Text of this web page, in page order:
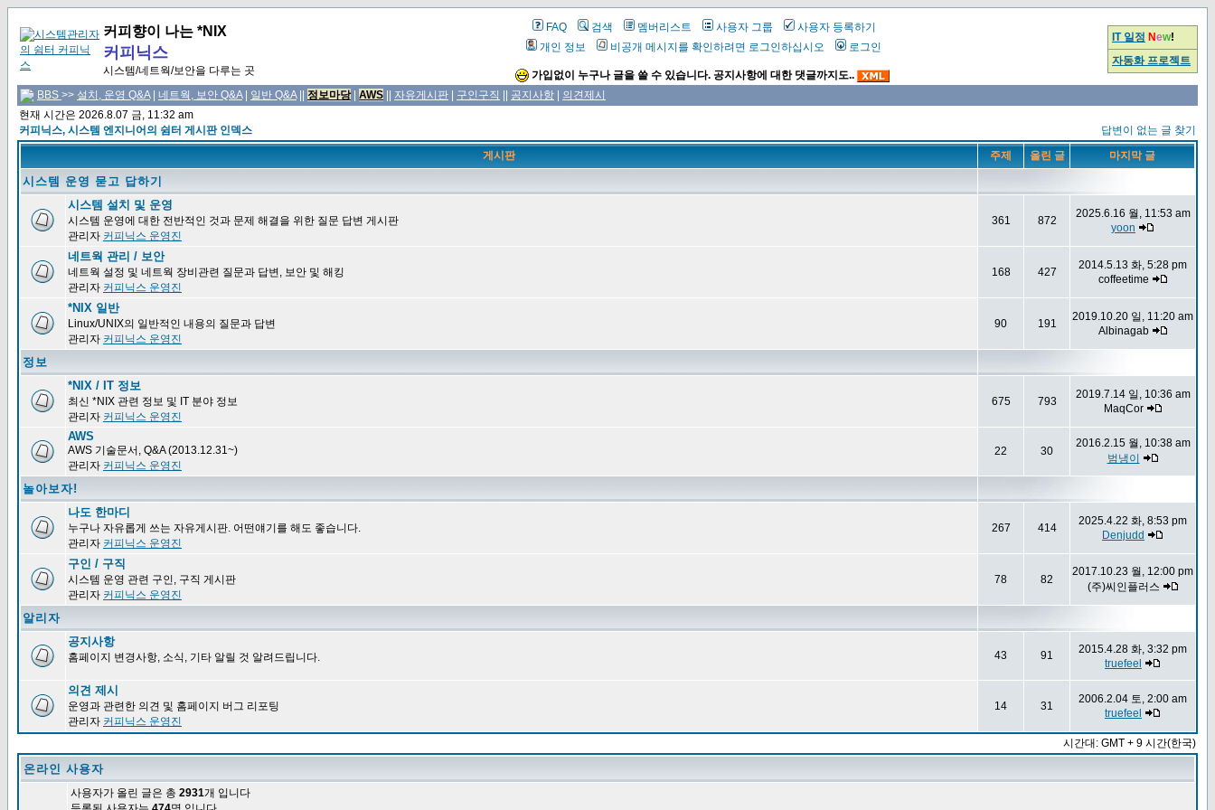
커피향이 나는 *NIX
커피닉스
시스템/네트웍/보안을 다루는 곳
FAQ 검색 멤버리스트 사용자 그룹
사용자 등록하기
개인 정보
비공개 메시지를 확인하려면 로그인하십시오 로그인
가입없이 누구나 글을 쓸 수 있습니다. 공지사항에 대한 댓글까지도..
IT 일정 New!
자동화 프로젝트
BBS >> 설치, 운영 Q&A| 네트웍, 보안 Q&A| 일반 Q&A|| 정보마당| AWS 자유게시판 구인구직 공지사항
의견제시
현재 시간은 2026.8.07 금, 11:32 am
커피닉스, 시스템 엔지니어의 쉼터 게시판 인덱스
답변이 없는 글 찾기
게시판
주제 올린 글 마지막 글
시스템 운영 묻고 답하기
시스템 설치 및 운영
시스템 운영에 대한 전반적인 것과 문제 해결을 위한 질문 답변 게시판
관리자 커피닉스 운영진
361 872
2025.6.16 월, 11:53 am
yoon
네트웍 관리 / 보안
네트웍 설정 및 네트웍 장비관련 질문과 답변, 보안 및 해킹
관리자 커피닉스 운영진
168 427
2014.5.13 화, 5:28 pm
coffeetime
*NIX 일반
Linux/UNIX의 일반적인 내용의 질문과 답변
관리자 커피닉스 운영진
90 191
2019.10.20 일, 11:20 am
Albinagab
정보
*NIX / IT 정보
최신 *NIX 관련 정보 및 IT 분야 정보
관리자 커피닉스 운영진
675 793
2019.7.14 일, 10:36 am
MaqCor
AWS
AWS 기술문서, Q&A (2013.12.31~)
관리자 커피닉스 운영진
22 30
2016.2.15 월, 10:38 am
범냉이
놀아보자!
나도 한마디
누구나 자유롭게 쓰는 자유게시판. 어떤얘기를 해도 좋습니다.
관리자 커피닉스 운영진
267 414
2025.4.22 화, 8:53 pm
Denjudd
구인 / 구직
시스템 운영 관련 구인, 구직 게시판
관리자 커피닉스 운영진
78 82
2017.10.23 월, 12:00 pm
(주)씨인플러스
알리자
공지사항
홈페이지 변경사항, 소식, 기타 알릴 것 알려드립니다. 43 91
2015.4.28 화, 3:32 pm
truefeel
의견 제시
운영과 관련한 의견 및 홈페이지 버그 리포팅
관리자 커피닉스 운영진
14 31
2006.2.04 토, 2:00 am
truefeel
시간대: GMT + 9 시간(한국)
온라인 사용자
사용자가 올린 글은 총 2931개 입니다